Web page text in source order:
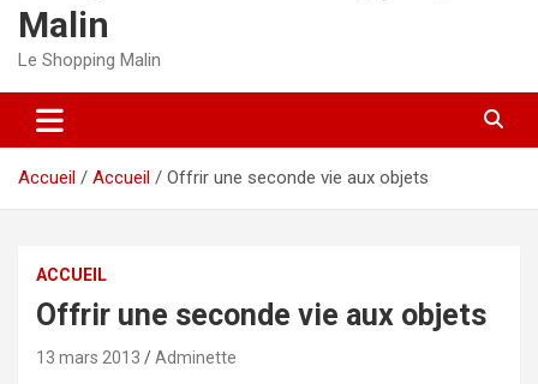
Malin
Le Shopping Malin
Accueil Accueil Offrir une seconde vie aux objets
ACCUEIL
Offrir une seconde vie aux objets
13 mars 2013 Adminette